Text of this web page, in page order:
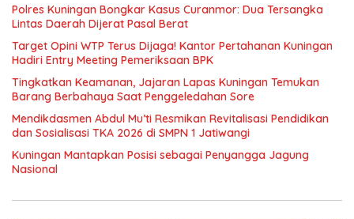
Polres Kuningan Bongkar Kasus Curanmor: Dua Tersangka
Lintas Daerah Dijerat Pasal Berat
Target Opini WTP Terus Dijaga! Kantor Pertahanan Kuningan
Hadiri Entry Meeting Pemeriksaan BPK
Tingkatkan Keamanan, Jajaran Lapas Kuningan Temukan
Barang Berbahaya Saat Penggeledahan Sore
Mendikdasmen Abdul Mu’ti Resmikan Revitalisasi Pendidikan
dan Sosialisasi TKA 2026 di SMPN 1 Jatiwangi
Kuningan Mantapkan Posisi sebagai Penyangga Jagung
Nasional